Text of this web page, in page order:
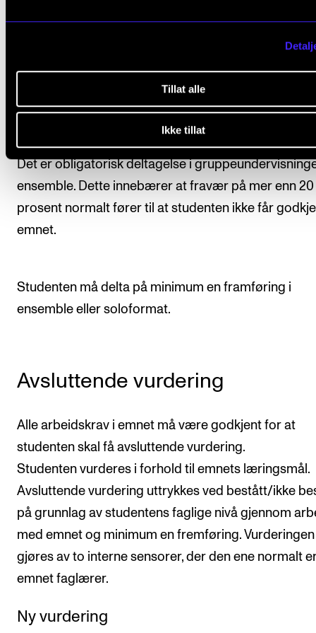
Tillat alle
Ikke tillat
gruppeundervisning, praktiske workshops,
Arbeidskrav
Det er obligatorisk deltagelse i
ensemble. Dette innebærer at fravær på mer enn 20
prosent normalt fører til at studenten ikke får
emnet.
Studenten må delta på minimum en framføring i
ensemble eller soloformat.
Avsluttende vurdering
Alle arbeidskrav i emnet må være godkjent for at
studenten skal få avsluttende vurdering.
Studenten vurderes i forhold til emnets læringsmål.
Avsluttende vurdering uttrykkes ved bestått/ikke
på grunnlag av studentens faglige nivå gjennom
med emnet og minimum en fremføring. Vurderingen
gjøres av to interne sensorer, der den ene normalt
emnet faglærer.
Ny vurdering